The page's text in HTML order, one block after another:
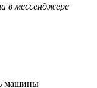
в мессенджере
машины